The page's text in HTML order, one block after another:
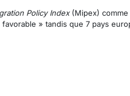
Policy Index (Mipex)
» tandis que 7 pays